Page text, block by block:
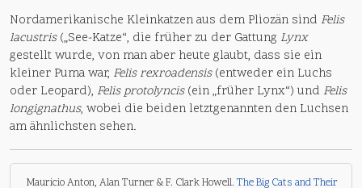
Nordamerikanische Kleinkatzen aus dem Pliozän sind Felis
lacustris(„See-Katze“, die früher zu der Gattung Lynx
gestellt wurde, von man aber heute glaubt, dass sie ein
kleiner Puma war, Felis rexroadensis(entweder ein Luchs
oder Leopard), Felis protolyncis(ein „früher Lynx“) und Felis
longignathus, wobei die beiden letztgenannten den Luchsen
am ähnlichsten sehen.
Mauricio Anton, Alan Turner & F. Clark Howell. The Big Cats and Their